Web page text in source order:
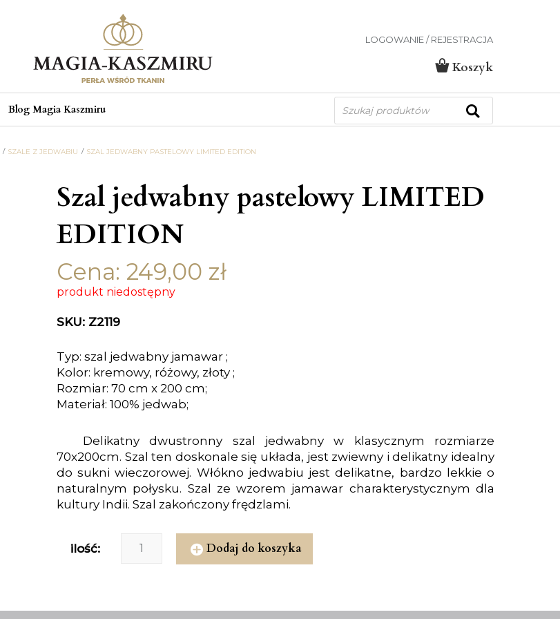
LOGOWANIE / REJESTRACJA
Koszyk
Blog Magia Kaszmiru
Wyszukiwarka
produktów
SZALE Z JEDWABIU SZAL JEDWABNY PASTELOWY LIMITED EDITION
Szal jedwabny pastelowy LIMITED
EDITION
Cena: 249,00 zł
produkt niedostępny
SKU: Z2119
Typ: szal jedwabny jamawar ;
Kolor: kremowy, różowy, złoty ;
Rozmiar: 70 cm x 200 cm;
Materiał: 100% jedwab;
Delikatny dwustronny szal jedwabny w klasycznym rozmiarze
70x200cm. Szal ten doskonale się układa, jest zwiewny i delikatny idealny
do sukni wieczorowej. Włókno jedwabiu jest delikatne, bardzo lekkie o
naturalnym połysku. Szal ze wzorem jamawar charakterystycznym dla
kultury Indii. Szal zakończony frędzlami.
ilość: Dodaj do koszyka